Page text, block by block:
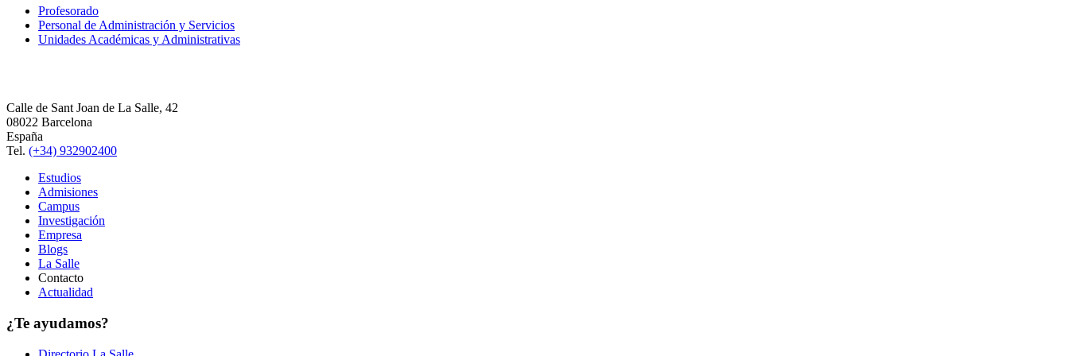
Profesorado
Personal de Administración y Servicios
Unidades Académicas y Administrativas
Calle de Sant Joan de La Salle, 42
08022 Barcelona
España
Tel. (+34) 932902400
Estudios
Admisiones
Campus
Investigación
Empresa
Blogs
La Salle
Contacto
Actualidad
¿Te ayudamos?